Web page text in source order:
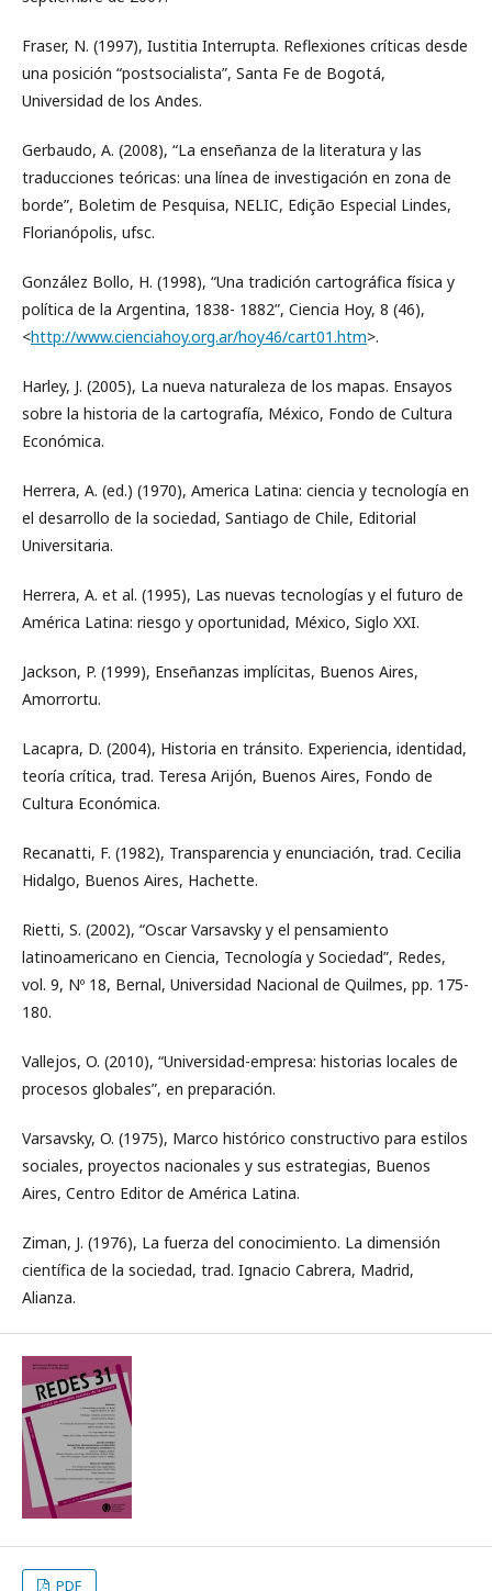
Fraser, N. (1997), Iustitia Interrupta. Reflexiones críticas desde
una posición “postsocialista”, Santa Fe de Bogotá,
Universidad de los Andes.
Gerbaudo, A. (2008), “La enseñanza de la literatura y las
traducciones teóricas: una línea de investigación en zona de
borde”, Boletim de Pesquisa, NELIC, Edição Especial Lindes,
Florianópolis, ufsc.
González Bollo, H. (1998), “Una tradición cartográfica física y
política de la Argentina, 1838- 1882”, Ciencia Hoy, 8 (46),
<http://www.cienciahoy.org.ar/hoy46/cart01.htm>.
Harley, J. (2005), La nueva naturaleza de los mapas. Ensayos
sobre la historia de la cartografía, México, Fondo de Cultura
Económica.
Herrera, A. (ed.) (1970), America Latina: ciencia y tecnología en
el desarrollo de la sociedad, Santiago de Chile, Editorial
Universitaria.
Herrera, A. et al. (1995), Las nuevas tecnologías y el futuro de
América Latina: riesgo y oportunidad, México, Siglo XXI.
Jackson, P. (1999), Enseñanzas implícitas, Buenos Aires,
Amorrortu.
Lacapra, D. (2004), Historia en tránsito. Experiencia, identidad,
teoría crítica, trad. Teresa Arijón, Buenos Aires, Fondo de
Cultura Económica.
Recanatti, F. (1982), Transparencia y enunciación, trad. Cecilia
Hidalgo, Buenos Aires, Hachette.
Rietti, S. (2002), “Oscar Varsavsky y el pensamiento
latinoamericano en Ciencia, Tecnología y Sociedad”, Redes,
vol. 9, Nº 18, Bernal, Universidad Nacional de Quilmes, pp. 175-
180.
Vallejos, O. (2010), “Universidad-empresa: historias locales de
procesos globales”, en preparación.
Varsavsky, O. (1975), Marco histórico constructivo para estilos
sociales, proyectos nacionales y sus estrategias, Buenos
Aires, Centro Editor de América Latina.
Ziman, J. (1976), La fuerza del conocimiento. La dimensión
científica de la sociedad, trad. Ignacio Cabrera, Madrid,
Alianza.
PDF